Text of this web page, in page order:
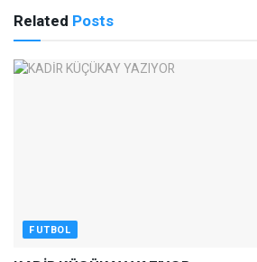
Related Posts
FUTBOL